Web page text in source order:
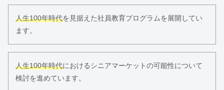
人生100年時代を見据えた社員教育プログラムを展開してい
ます。
人生100年時代におけるシニアマーケットの可能性について
検討を進めています。